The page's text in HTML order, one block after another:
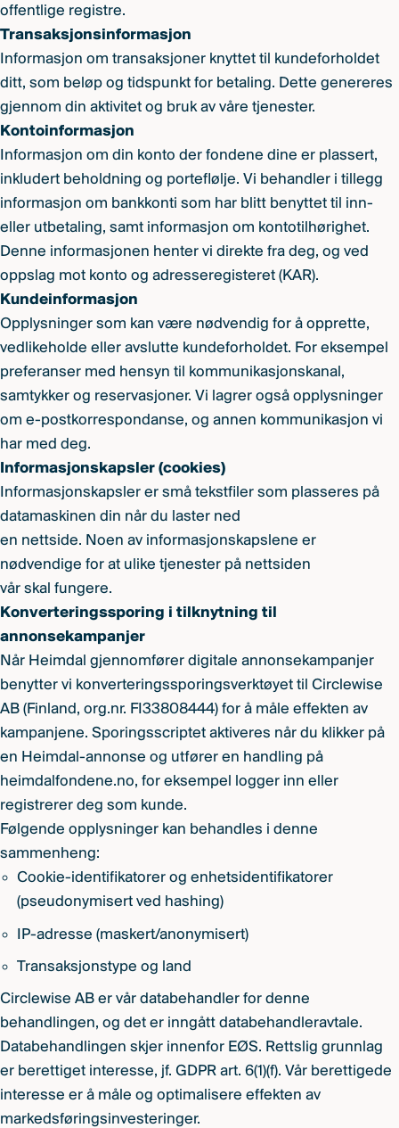
offentlige registre.
Transaksjonsinformasjon
Informasjon om transaksjoner knyttet til kundeforholdet
ditt, som beløp og tidspunkt for betaling. Dette genereres
gjennom din aktivitet og bruk av våre tjenester.
Kontoinformasjon
Informasjon om din konto der fondene dine er plassert,
inkludert beholdning og porteflølje. Vi behandler i tillegg
informasjon om bankkonti som har blitt benyttet til inn-
eller utbetaling, samt informasjon om kontotilhørighet.
Denne informasjonen henter vi direkte fra deg, og ved
oppslag mot konto og adresseregisteret (KAR).
Kundeinformasjon
Opplysninger som kan være nødvendig for å opprette,
vedlikeholde eller avslutte kundeforholdet. For eksempel
preferanser med hensyn til kommunikasjonskanal,
samtykker og reservasjoner. Vi lagrer også opplysninger
om e-postkorrespondanse, og annen kommunikasjon vi
har med deg.
Informasjonskapsler (cookies)
Informasjonskapsler er små tekstfiler som plasseres på
datamaskinen din når du laster ned
en nettside. Noen av informasjonskapslene er
nødvendige for at ulike tjenester på nettsiden
vår skal fungere.
Konverteringssporing i tilknytning til
annonsekampanjer
Når Heimdal gjennomfører digitale annonsekampanjer
benytter vi konverteringssporingsverktøyet til Circlewise
AB (Finland, org.nr. FI33808444) for å måle effekten av
kampanjene. Sporingsscriptet aktiveres når du klikker på
en Heimdal-annonse og utfører en handling på
heimdalfondene.no, for eksempel logger inn eller
registrerer deg som kunde.
Følgende opplysninger kan behandles i denne
sammenheng:
Cookie-identifikatorer og enhetsidentifikatorer
(pseudonymisert ved hashing)
IP-adresse (maskert/anonymisert)
Transaksjonstype og land
Circlewise AB er vår databehandler for denne
behandlingen, og det er inngått databehandleravtale.
Databehandlingen skjer innenfor EØS. Rettslig grunnlag
er berettiget interesse, jf. GDPR art. 6(1)(f). Vår berettigede
interesse er å måle og optimalisere effekten av
markedsføringsinvesteringer.